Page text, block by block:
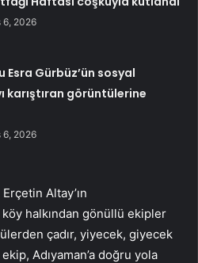
6, 2026
Esra Gürbüz’ün sosyal
karıştıran görüntülerine
6, 2026
Altay’ın
halkından gönüllü ekipler
çadır, yiyecek, giyecek
Adıyaman’a doğru yola